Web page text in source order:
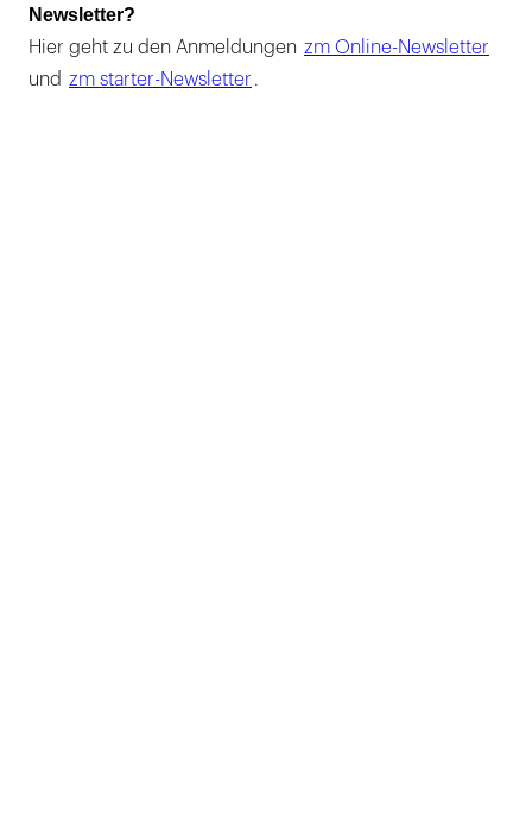
Newsletter?
Hier geht zu den Anmeldungen zm Online-Newsletter
und zm starter-Newsletter .